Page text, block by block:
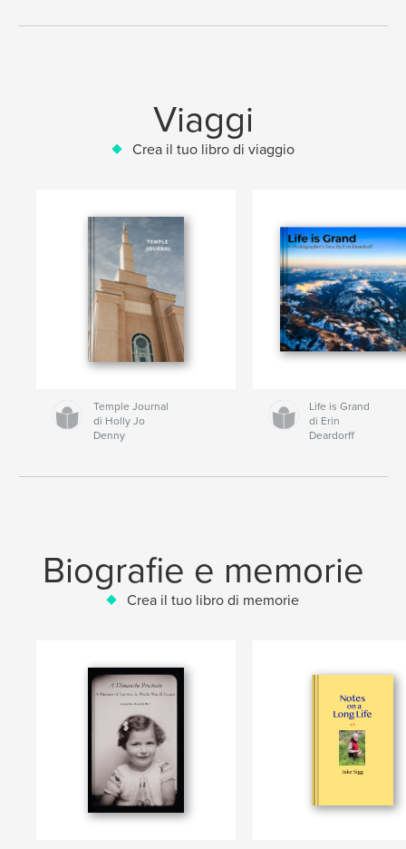
Viaggi
Crea il tuo libro di viaggio
Temple Journal
di Holly Jo
Denny
Life is Grand
di Erin
Deardorff
Biografie e memorie
Crea il tuo libro di memorie